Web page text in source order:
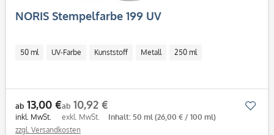
NORIS Stempelfarbe 199 UV
50 ml UV-Farbe Kunststoff Metall 250 ml
ab 13,00 €
inkl. MwSt.
ab 10,92 €
exkl. MwSt. Inhalt: 50 ml (26,00 € / 100 ml)
zzgl. Versandkosten